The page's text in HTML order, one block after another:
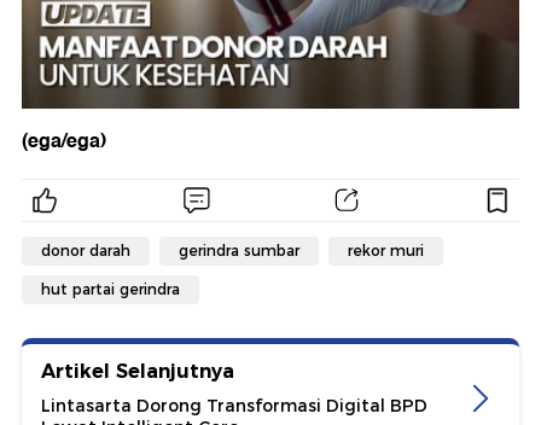
(ega/ega)
donor darah gerindra sumbar rekor muri
hut partai gerindra
Artikel Selanjutnya
Lintasarta Dorong Transformasi Digital BPD